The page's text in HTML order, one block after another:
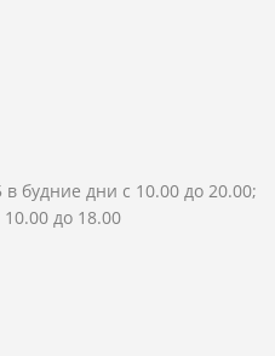
будние дни с 10.00 до 20.00;
до 18.00